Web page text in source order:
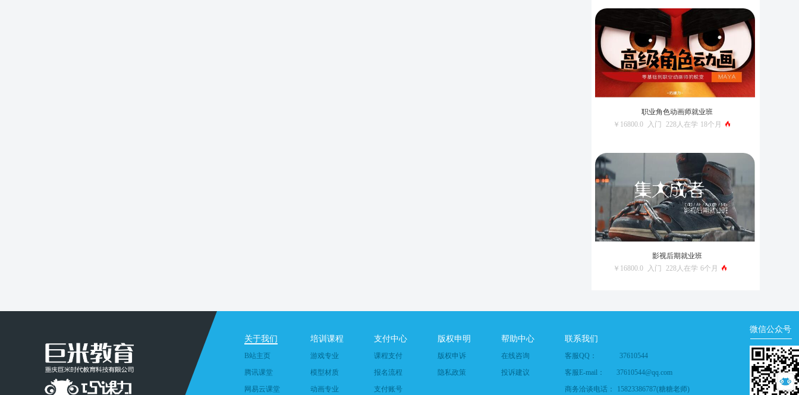
职业角色动画师就业班
￥16800.0
入门 228人在学 18个月
影视后期就业班
￥16800.0
入门 228人在学 6个月
关于我们
B站主页
腾讯课堂
网易云课堂
培训课程
游戏专业
模型材质
动画专业
支付中心
课程支付
报名流程
支付账号
版权申明
版权申诉
隐私政策
帮助中心
在线咨询
投诉建议
联系我们
客服QQ：
37610544
客服E-mail：
37610544@qq.com
商务洽谈电话：
15823386787(糖糖老师)
微信公众号